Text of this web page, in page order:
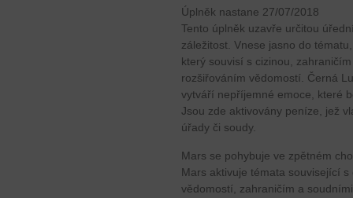
Úplněk nastane 27/07/2018
Tento úplněk uzavře určitou
záležitost. Vnese jasno do tématu,
který souvisí s cizinou,
rozšiřováním vědomostí. Černá
vytváří nepříjemné emoce, které
Jsou zde aktivovány peníze, jež
úřady či soudy.
Mars se pohybuje ve zpětném
Mars aktivuje témata související
vědomostí, zahraničím a